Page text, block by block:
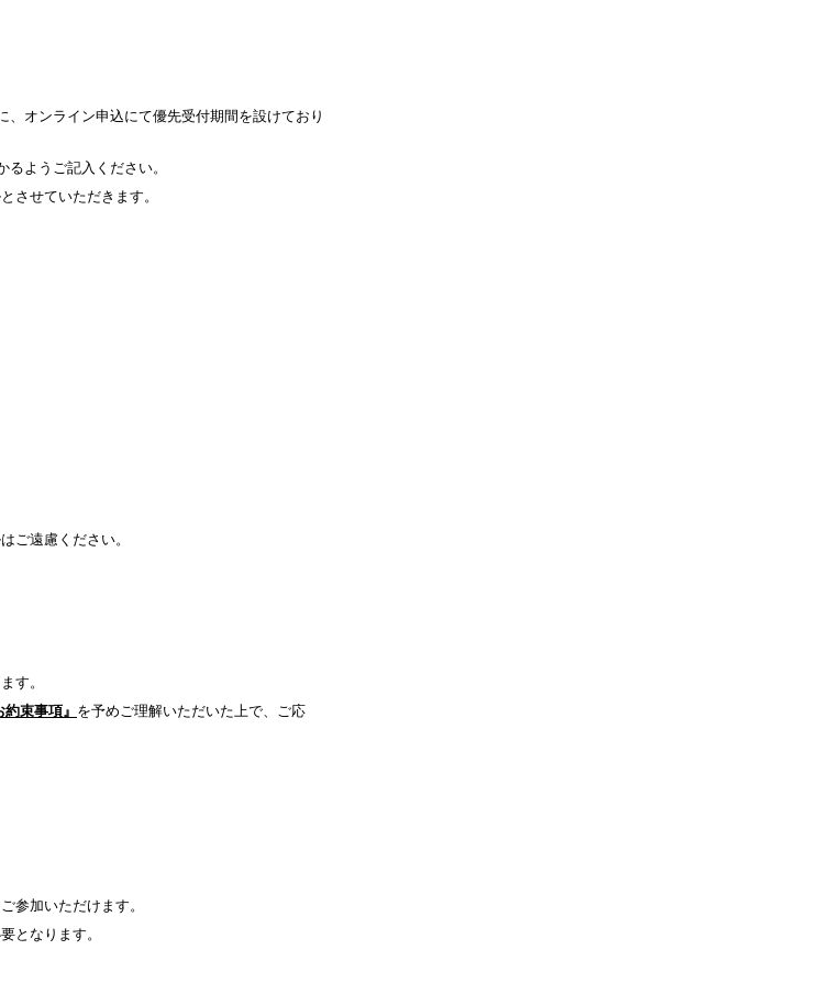
オンライン申込にて優先受付期間を設けており
ようご記入ください。
させていただきます。
ご遠慮ください。
す。
束事項』 を予めご理解いただいた上で、ご応
参加いただけます。
となります。